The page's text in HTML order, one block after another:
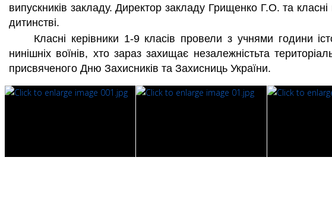
випускників закладу. Директор закладу Грищенко Г.О. та класні
дитинстві.
Класні керівники 1-9 класів провели з учнями години
нинішніх воїнів, хто зараз захищає незалежністьта територ
присвяченого Дню Захисників та Захисниць України.